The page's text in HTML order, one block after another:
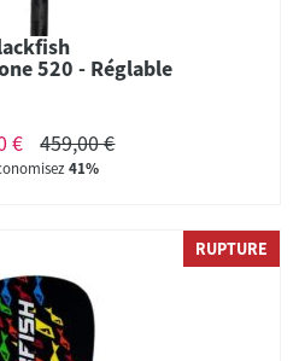
520 - Réglable
€ 459,00 €
41%
RUPTURE